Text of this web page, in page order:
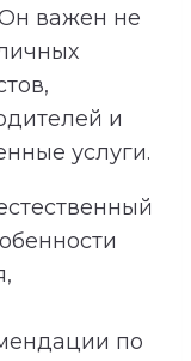
важен не
и
услуги.
по